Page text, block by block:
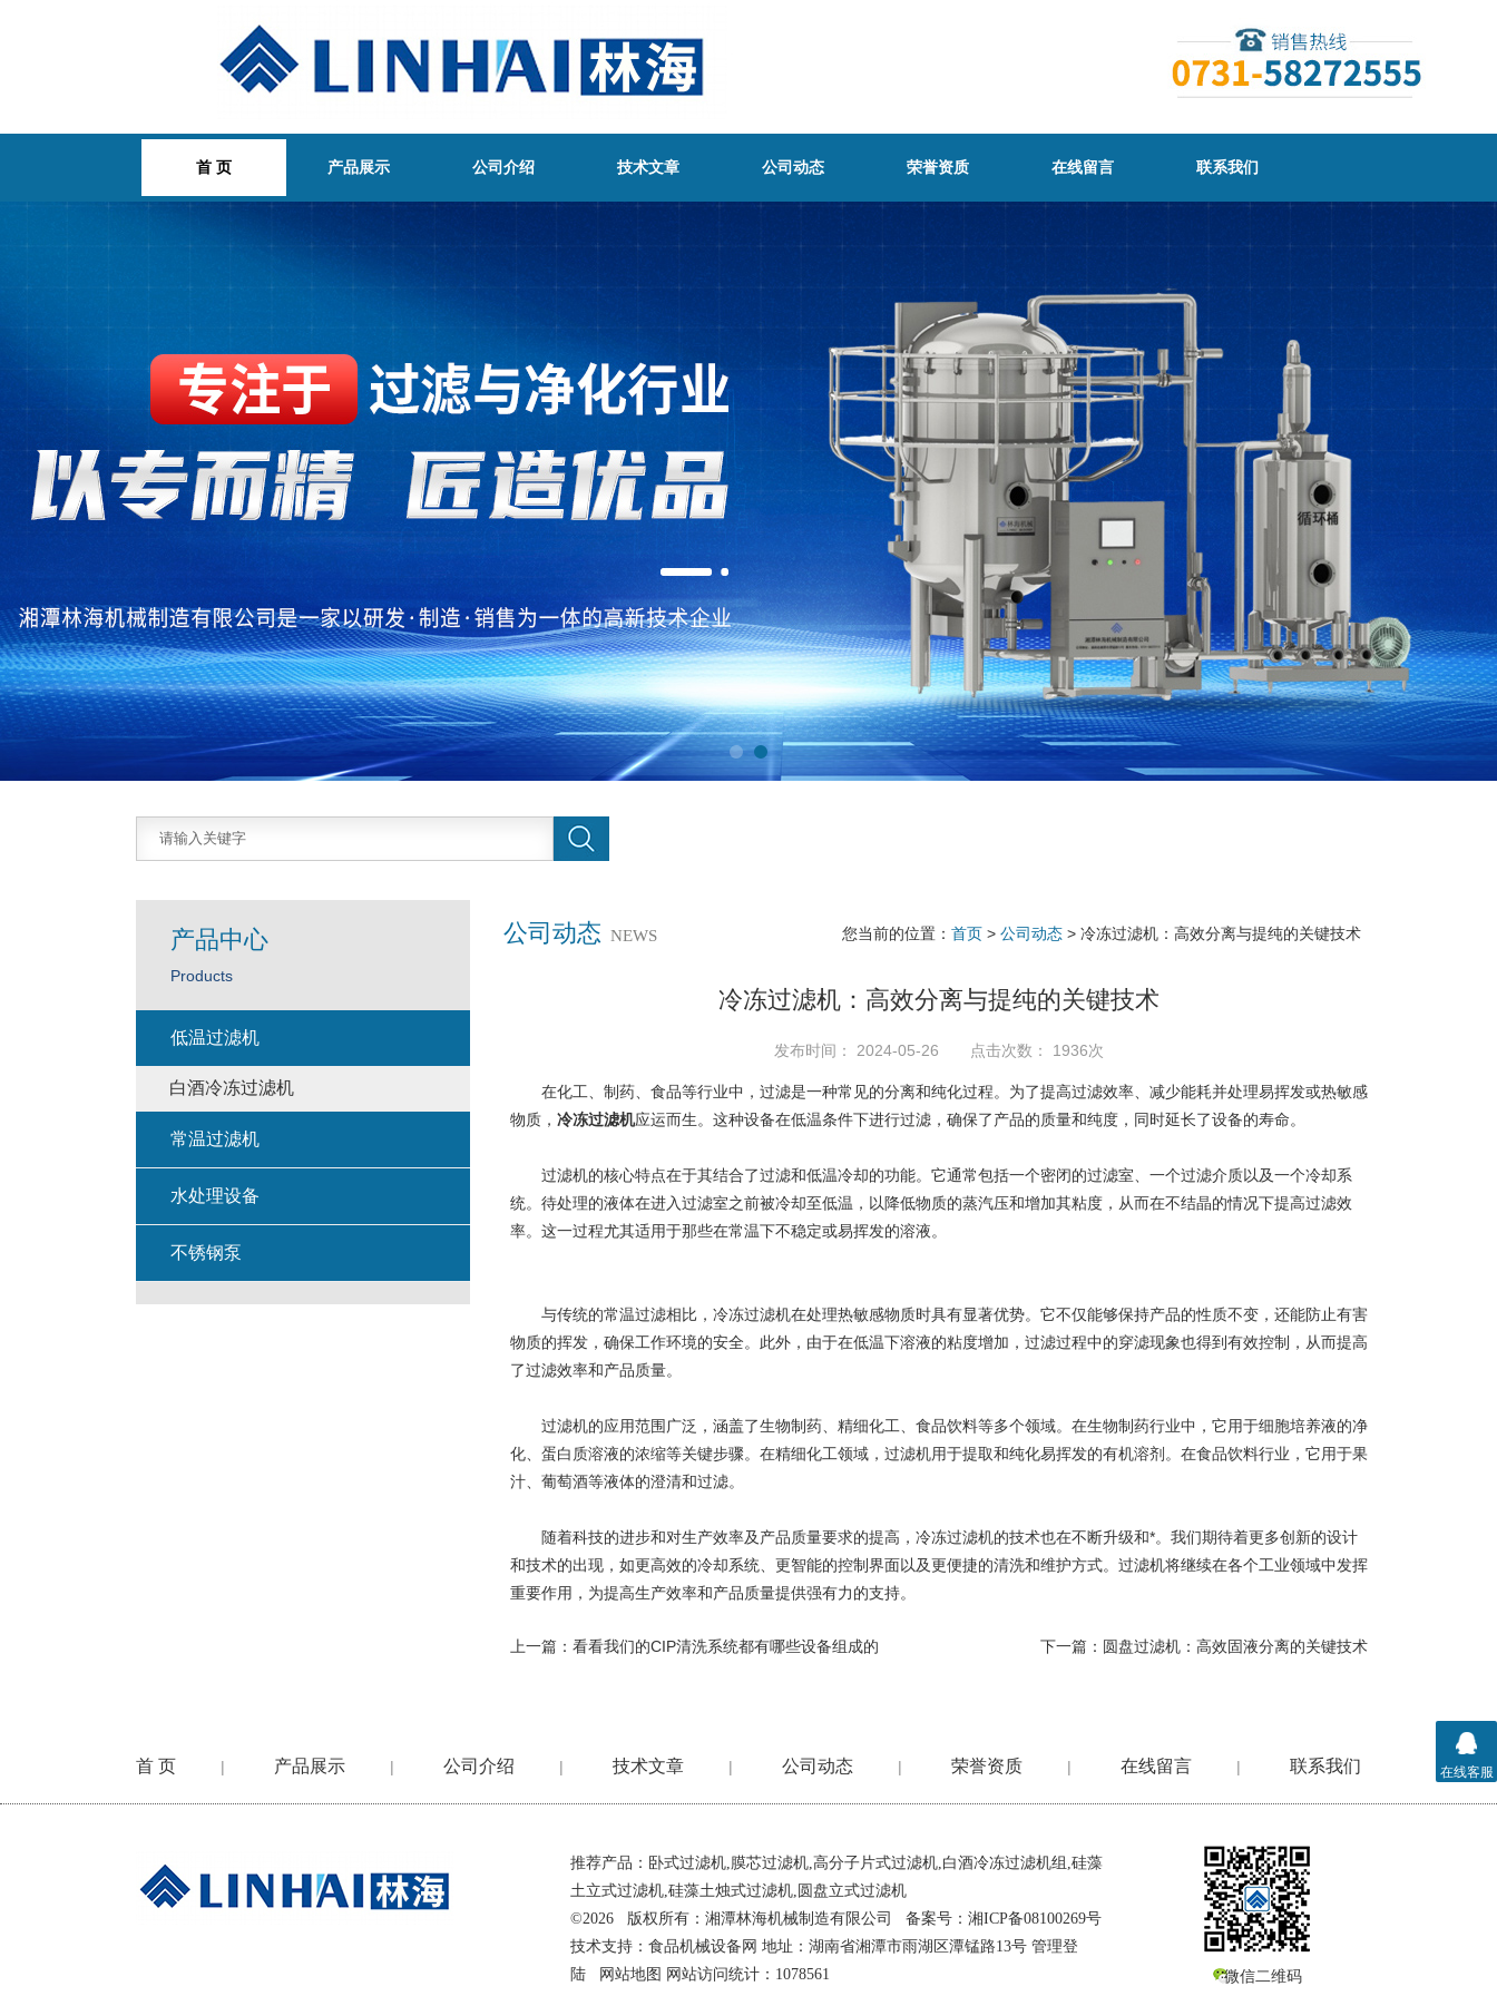
首 页 产品展示 公司介绍 技术文章 公司动态 荣誉资质 在线留言 联系我们
公司动态 NEWS 您当前的位置： 首页 > 公司动态 > 冷冻过滤机：高效分离与提纯的关键技术
冷冻过滤机：高效分离与提纯的关键技术
发布时间： 2024-05-26 点击次数： 1936次
在化工、制药、食品等行业中，过滤是一种常见的分离和纯化过程。为了提高过滤效率、减少能耗并处理易挥发或热敏感
物质， 冷冻过滤机应运而生。这种设备在低温条件下进行过滤，确保了产品的质量和纯度，同时延长了设备的寿命。
过滤机的核心特点在于其结合了过滤和低温冷却的功能。它通常包括一个密闭的过滤室、一个过滤介质以及一个冷却系
统。待处理的液体在进入过滤室之前被冷却至低温，以降低物质的蒸汽压和增加其粘度，从而在不结晶的情况下提高过滤效
率。这一过程尤其适用于那些在常温下不稳定或易挥发的溶液。
与传统的常温过滤相比，冷冻过滤机在处理热敏感物质时具有显著优势。它不仅能够保持产品的性质不变，还能防止有害
物质的挥发，确保工作环境的安全。此外，由于在低温下溶液的粘度增加，过滤过程中的穿滤现象也得到有效控制，从而提高
了过滤效率和产品质量。
过滤机的应用范围广泛，涵盖了生物制药、精细化工、食品饮料等多个领域。在生物制药行业中，它用于细胞培养液的净
化、蛋白质溶液的浓缩等关键步骤。在精细化工领域，过滤机用于提取和纯化易挥发的有机溶剂。在食品饮料行业，它用于果
汁、葡萄酒等液体的澄清和过滤。
随着科技的进步和对生产效率及产品质量要求的提高，冷冻过滤机的技术也在不断升级和*。我们期待着更多创新的设计
和技术的出现，如更高效的冷却系统、更智能的控制界面以及更便捷的清洗和维护方式。过滤机将继续在各个工业领域中发挥
重要作用，为提高生产效率和产品质量提供强有力的支持。
下一篇： 圆盘过滤机：高效固液分离的关键技术
上一篇： 看看我们的CIP清洗系统都有哪些设备组成的
产品中心
Products
低温过滤机
白酒冷冻过滤机
常温过滤机
水处理设备
不锈钢泵
首 页 | 产品展示 | 公司介绍 | 技术文章 | 公司动态 | 荣誉资质 | 在线留言 | 联系我们
推荐产品： 卧式过滤机,膜芯过滤机,高分子片式过滤机,白酒冷冻过滤机组 ,硅藻
土立式过滤机,硅藻土烛式过滤机, 圆盘立式过滤机
©2026 版权所有：湘潭林海机械制造有限公司 备案号： 湘ICP备08100269号
技术支持： 食品机械设备网 地址：湖南省湘潭市雨湖区潭锰路13号 管理登
陆
网站地图 网站访问统计：1078561 微信二维码
在线客服